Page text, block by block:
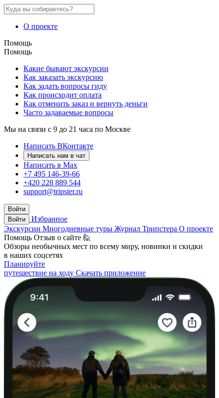
О проекте
Помощь
Помощь
Какие бывают экскурсии
Как заказать экскурсию
Как задать вопросы гиду
Как происходит оплата
Как отменить заказ и вернуть деньги
Часто задаваемые вопросы
Мы на связи с 9 до 21 часа по Москве
Написать ВКонтакте
Написать нам в чат
Написать в Max
+7 495 146-39-66
+420 228 889 544
support@tripster.ru
Войти
Войти
Избранное
Экскурсии Многодневные туры Журнал Трипстера О проекте
Помощь Отзыв о сайте 🙋
Обзоры необычных мест по всему миру, новинки и скидки
в наших соцсетях
Планируйте
путешествие на ходу Скачать приложение